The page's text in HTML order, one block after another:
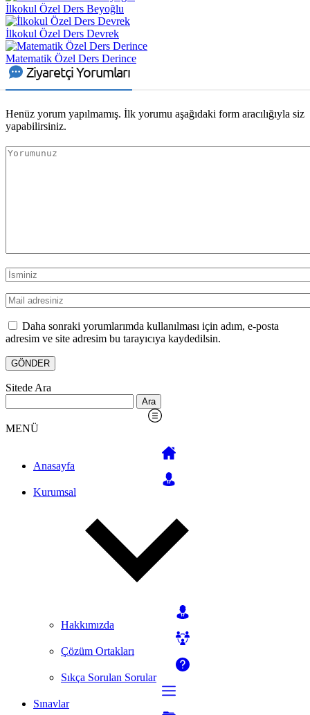
İlkokul Özel Ders Beyoğlu
İlkokul Özel Ders Devrek
Matematik Özel Ders Derince
Ziyaretçi Yorumları
Henüz yorum yapılmamış. İlk yorumu aşağıdaki form aracılığıyla siz
yapabilirsiniz.
Daha sonraki yorumlarımda kullanılması için adım, e-posta
adresim ve site adresim bu tarayıcıya kaydedilsin.
Sitede Ara
MENÜ
Anasayfa
Kurumsal
Hakkımızda
Çözüm Ortakları
Sıkça Sorulan Sorular
Sınavlar